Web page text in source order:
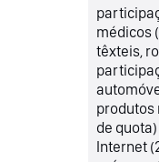
médicos
têxteis,
produtos
de
Internet